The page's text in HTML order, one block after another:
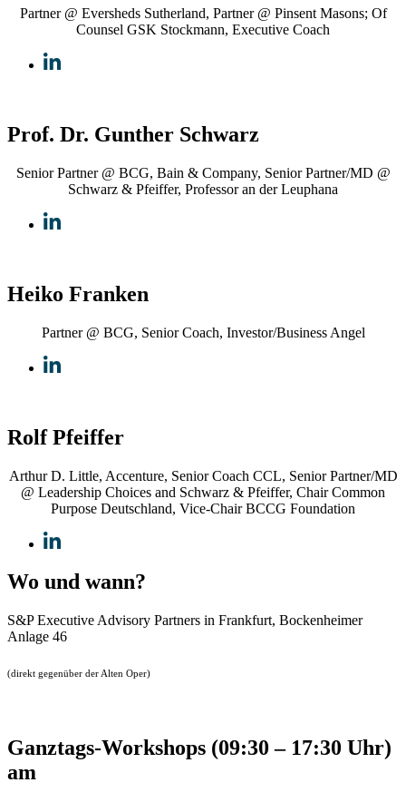
Partner @ Eversheds Sutherland, Partner @ Pinsent Masons; Of
Counsel GSK Stockmann, Executive Coach
Prof. Dr. Gunther Schwarz
Senior Partner @ BCG, Bain & Company, Senior Partner/MD @
Schwarz & Pfeiffer, Professor an der Leuphana
Heiko Franken
Partner @ BCG, Senior Coach, Investor/Business Angel
Rolf Pfeiffer
Arthur D. Little, Accenture, Senior Coach CCL, Senior Partner/MD
@ Leadership Choices and Schwarz & Pfeiffer, Chair Common
Purpose Deutschland, Vice-Chair BCCG Foundation
Wo und wann?
S&P Executive Advisory Partners in Frankfurt, Bockenheimer
Anlage 46
(direkt gegenüber der Alten Oper)
Ganztags-Workshops (09:30 – 17:30 Uhr)
am